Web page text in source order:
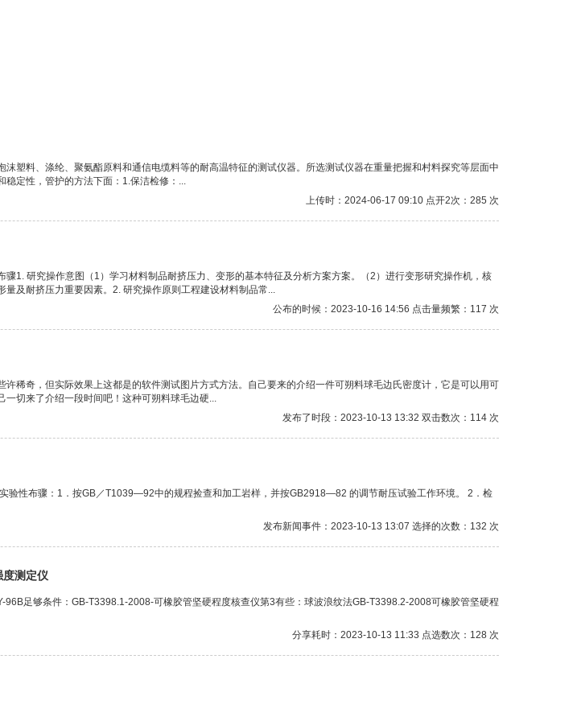
塑料、涤纶、聚氨酯原料和通信电缆料等的耐高温特征的测试仪器。所选测试仪器在重量把握和村料探究等层面中
稳定性，管护的方法下面：1.保洁检修：...
上传时：2024-06-17 09:10 点开2次：285 次
1. 研究操作意图（1）学习材料制品耐挤压力、变形的基本特征及分析方案方案。（2）进行变形研究操作机，核
及耐挤压力重要因素。2. 研究操作原则工程建设材料制品常...
公布的时候：2023-10-16 14:56 点击量频繁：117 次
稀奇，但实际效果上这都是的软件测试图片方式方法。自己要来的介绍一件可朔料球毛边氏密度计，它是可以用可
切来了介绍一段时间吧！这种可朔料球毛边硬...
发布了时段：2023-10-13 13:32 双击数次：114 次
验性布骤：1．按GB／T1039—92中的规程捡查和加工岩样，并按GB2918—82 的调节耐压试验工作环境。 2．检
发布新闻事件：2023-10-13 13:07 选择的次数：132 次
度测定仪
96B足够条件：GB-T3398.1-2008-可橡胶管坚硬程度核查仪第3有些：球波浪纹法GB-T3398.2-2008可橡胶管坚硬程
分享耗时：2023-10-13 11:33 点选数次：128 次